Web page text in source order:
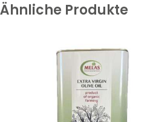
Ähnliche Produkte